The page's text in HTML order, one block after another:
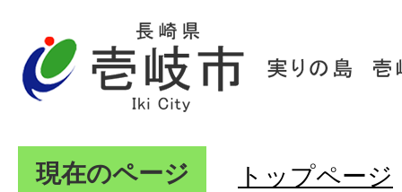
現在のページ トップページ